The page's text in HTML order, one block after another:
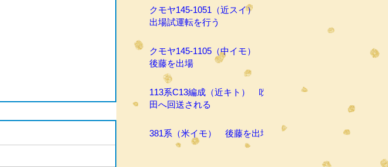
クモヤ145-1051（近スイ）
出場試運転を行う
クモヤ145-1105（中イモ）
後藤を出場
113系C13編成（近キト） 吹
田へ回送される
381系（米イモ） 後藤を出場